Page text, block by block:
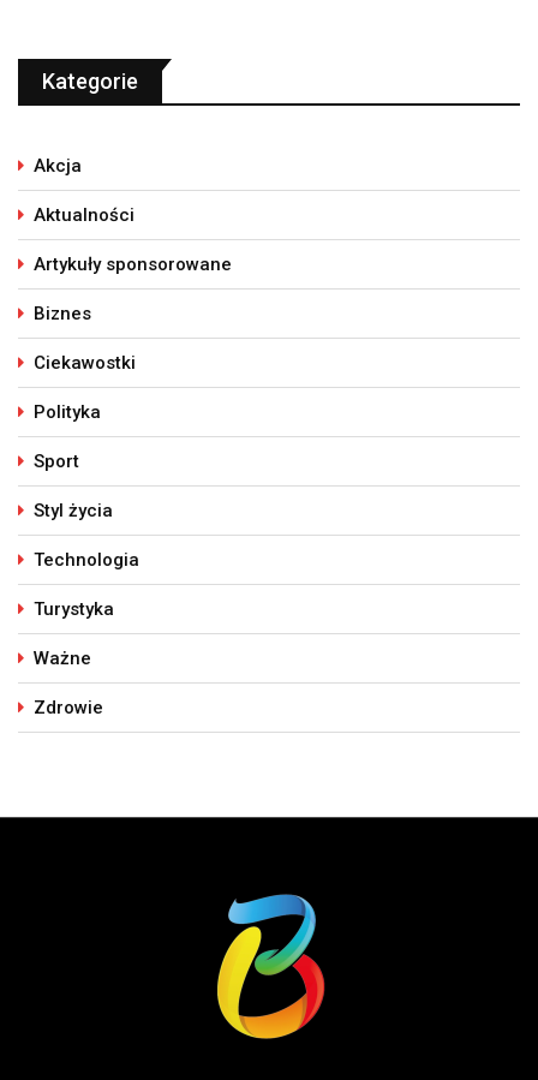
Kategorie
Akcja
Aktualności
Artykuły sponsorowane
Biznes
Ciekawostki
Polityka
Sport
Styl życia
Technologia
Turystyka
Ważne
Zdrowie